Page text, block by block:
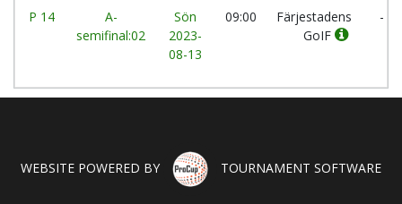
P 14
A-
semifinal:02
Sön
2023-
08-13
09:00
Färjestadens
GoIF
-
WEBSITE POWERED BY TOURNAMENT SOFTWARE